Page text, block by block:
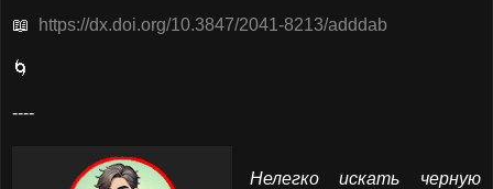
📖 https://dx.doi.org/10.3847/2041-8213/adddab
🌀
----
Нелегко искать черную